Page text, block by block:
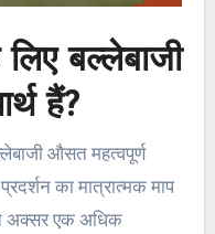
बल्लेबाजी
हैं?
औसत महत्वपूर्ण
का मात्रात्मक माप
अक्सर एक अधिक